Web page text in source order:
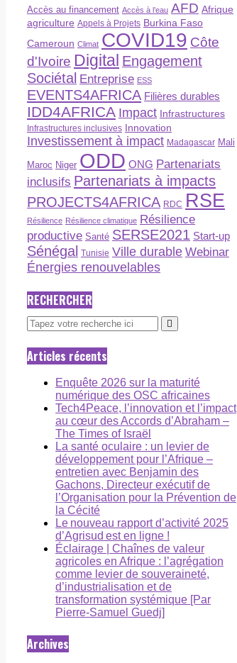
Accès au financement Accès à l’eau AFD Afrique
agriculture Appels à Projets Burkina Faso
Cameroun Climat COVID19 Côte
d'Ivoire Digital Engagement
Sociétal Entreprise ESS
EVENTS4AFRICA Filières durables
IDD4AFRICA Impact Infrastructures
Infrastructures inclusives Innovation
Investissement à impact Madagascar Mali
Maroc Niger ODD ONG Partenariats
inclusifs Partenariats à impacts
PROJECTS4AFRICA RDC RSE
Résilience Résilience climatique Résilience
productive Santé SERSE2021 Start-up
Sénégal Tunisie Ville durable Webinar
Énergies renouvelables
RECHERCHER
Articles récents
Enquête 2026 sur la maturité
numérique des OSC africaines
Tech4Peace, l’innovation et l’impact
au cœur des Accords d’Abraham –
The Times of Israël
La santé oculaire : un levier de
développement pour l’Afrique –
entretien avec Benjamin des
Gachons, Directeur exécutif de
l’Organisation pour la Prévention de
la Cécité
Le nouveau rapport d’activité 2025
d’Agrisud est en ligne !
Éclairage | Chaînes de valeur
agricoles en Afrique : l’agrégation
comme levier de souveraineté,
d’industrialisation et de
transformation systémique [Par
Pierre-Samuel Guedj]
Archives